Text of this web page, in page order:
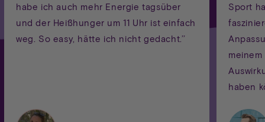
habe ich auch mehr Energie tagsüber
und der Heißhunger um 11 Uhr ist einfach
weg. So easy, hätte ich nicht gedacht.’’
Sport
haben